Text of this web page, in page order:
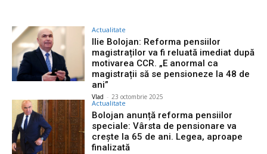
Actualitate
Ilie Bolojan: Reforma pensiilor
magistraților va fi reluată imediat după
motivarea CCR. „E anormal ca
magistrații să se pensioneze la 48 de
ani”
Vlad - 23 octombrie 2025
Actualitate
Bolojan anunță reforma pensiilor
speciale: Vârsta de pensionare va
crește la 65 de ani. Legea, aproape
finalizată